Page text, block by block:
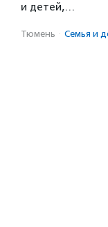
и детей,…
Тюмень · Семья и